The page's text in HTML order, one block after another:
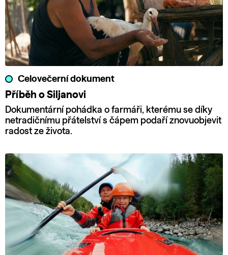
Celovečerní dokument
Příběh o Siljanovi
Dokumentární pohádka o farmáři, kterému se díky
netradičnímu přátelství s čápem podaří znovuobjevit
radost ze života.